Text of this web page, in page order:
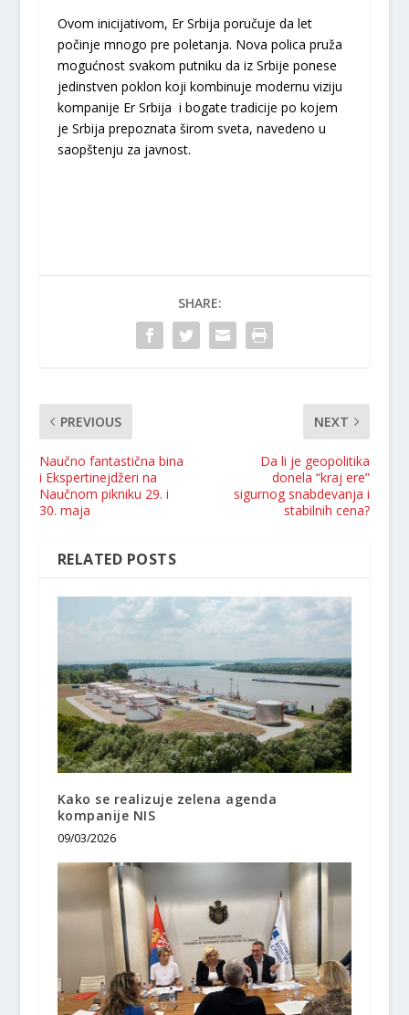
Ovom inicijativom, Er Srbija poručuje da let
počinje mnogo pre poletanja. Nova polica pruža
mogućnost svakom putniku da iz Srbije ponese
jedinstven poklon koji kombinuje modernu viziju
kompanije Er Srbija i bogate tradicije po kojem
je Srbija prepoznata širom sveta, navedeno u
saopštenju za javnost.
SHARE:
PREVIOUS
Naučno fantastična bina
i Ekspertinejdžeri na
Naučnom pikniku 29. i
30. maja
NEXT
Da li je geopolitika
donela “kraj ere”
sigurnog snabdevanja i
stabilnih cena?
RELATED POSTS
Kako se realizuje zelena agenda
kompanije NIS
09/03/2026